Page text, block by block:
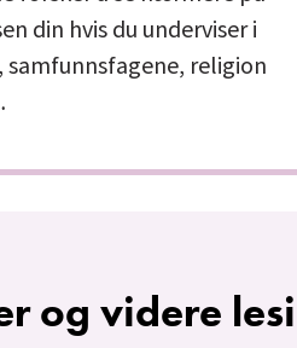
din hvis du underviser i
religion
og videre